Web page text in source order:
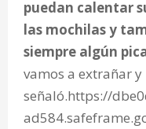
puedan calentar
las mochilas y
siempre algún
vamos a extrañar y
señaló.https://